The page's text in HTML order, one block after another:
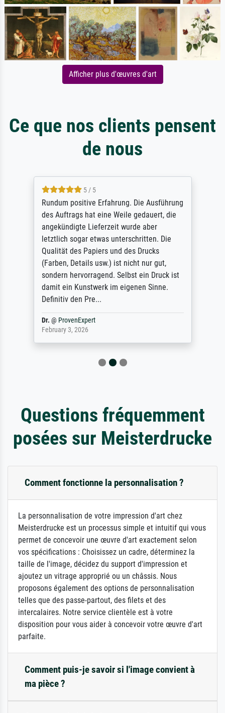
Afficher plus d'œuvres d'art
Ce que nos clients pensent
de nous
5 / 5
Rundum positive Erfahrung. Die Ausführung
des Auftrags hat eine Weile gedauert, die
angekündigte Lieferzeit wurde aber
letztlich sogar etwas unterschritten. Die
Qualität des Papiers und des Drucks
(Farben, Details usw.) ist nicht nur gut,
sondern hervorragend. Selbst ein Druck ist
damit ein Kunstwerk im eigenen Sinne.
Definitiv den Pre...
Dr. @ ProvenExpert
February 3, 2026
Questions fréquemment
posées sur Meisterdrucke
Comment fonctionne la personnalisation ?
La personnalisation de votre impression d'art chez
Meisterdrucke est un processus simple et intuitif qui vous
permet de concevoir une œuvre d'art exactement selon
vos spécifications : Choisissez un cadre, déterminez la
taille de l'image, décidez du support d'impression et
ajoutez un vitrage approprié ou un châssis. Nous
proposons également des options de personnalisation
telles que des passe-partout, des filets et des
intercalaires. Notre service clientèle est à votre
disposition pour vous aider à concevoir votre œuvre d'art
parfaite.
Comment puis-je savoir si l'image convient à
ma pièce ?